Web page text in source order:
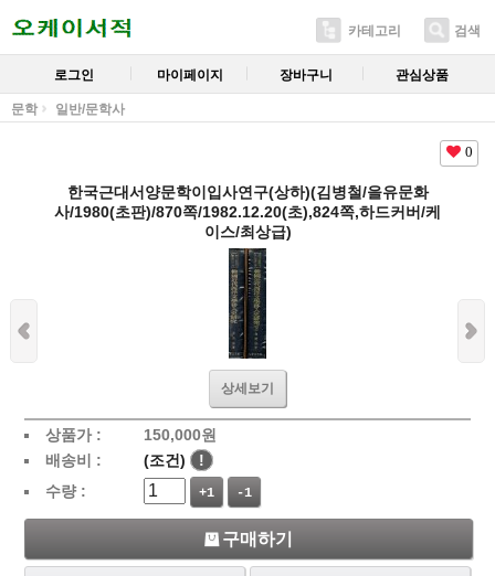
카테고리 검색
로그인 마이페이지 장바구니 관심상품
문학 일반/문학사
0
한국근대서양문학이입사연구(상하)(김병철/을유문화
사/1980(초판)/870쪽/1982.12.20(초),824쪽,하드커버/케
이스/최상급)
상세보기
상품가 : 150,000원
배송비 :
(조건)
!
수량 :
+1 -1
구매하기